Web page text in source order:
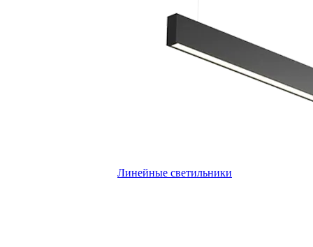
Линейные светильники